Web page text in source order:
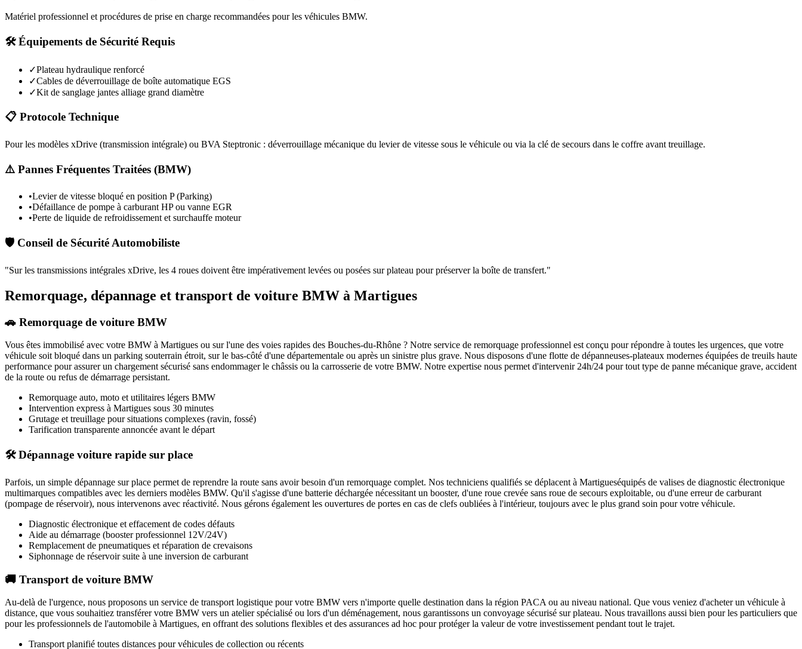
Matériel professionnel et procédures de prise en charge recommandées pour les véhicules BMW.
🛠️ Équipements de Sécurité Requis
✓Plateau hydraulique renforcé
✓Cables de déverrouillage de boîte automatique EGS
✓Kit de sanglage jantes alliage grand diamètre
📋 Protocole Technique
Pour les modèles xDrive (transmission intégrale) ou BVA Steptronic : déverrouillage mécanique du levier de vitesse sous le véhicule ou via la clé de secours dans le coffre avant treuillage.
⚠️ Pannes Fréquentes Traitées (BMW)
•Levier de vitesse bloqué en position P (Parking)
•Défaillance de pompe à carburant HP ou vanne EGR
•Perte de liquide de refroidissement et surchauffe moteur
🛡️ Conseil de Sécurité Automobiliste
"Sur les transmissions intégrales xDrive, les 4 roues doivent être impérativement levées ou posées sur plateau pour préserver la boîte de transfert."
Remorquage, dépannage et transport de voiture BMW à Martigues
🚗 Remorquage de voiture BMW
Vous êtes immobilisé avec votre BMW à Martigues ou sur l'une des voies rapides des Bouches-du-Rhône ? Notre service de remorquage professionnel est conçu pour répondre à toutes les urgences, que votre
véhicule soit bloqué dans un parking souterrain étroit, sur le bas-côté d'une départementale ou après un sinistre plus grave. Nous disposons d'une flotte de dépanneuses-plateaux modernes équipées de treuils haute
performance pour assurer un chargement sécurisé sans endommager le châssis ou la carrosserie de votre BMW. Notre expertise nous permet d'intervenir 24h/24 pour tout type de panne mécanique grave, accident
de la route ou refus de démarrage persistant.
Remorquage auto, moto et utilitaires légers BMW
Intervention express à Martigues sous 30 minutes
Grutage et treuillage pour situations complexes (ravin, fossé)
Tarification transparente annoncée avant le départ
🛠️ Dépannage voiture rapide sur place
Parfois, un simple dépannage sur place permet de reprendre la route sans avoir besoin d'un remorquage complet. Nos techniciens qualifiés se déplacent à Martigueséquipés de valises de diagnostic électronique
multimarques compatibles avec les derniers modèles BMW. Qu'il s'agisse d'une batterie déchargée nécessitant un booster, d'une roue crevée sans roue de secours exploitable, ou d'une erreur de carburant
(pompage de réservoir), nous intervenons avec réactivité. Nous gérons également les ouvertures de portes en cas de clefs oubliées à l'intérieur, toujours avec le plus grand soin pour votre véhicule.
Diagnostic électronique et effacement de codes défauts
Aide au démarrage (booster professionnel 12V/24V)
Remplacement de pneumatiques et réparation de crevaisons
Siphonnage de réservoir suite à une inversion de carburant
🚚 Transport de voiture BMW
Au-delà de l'urgence, nous proposons un service de transport logistique pour votre BMW vers n'importe quelle destination dans la région PACA ou au niveau national. Que vous veniez d'acheter un véhicule à
distance, que vous souhaitiez transférer votre BMW vers un atelier spécialisé ou lors d'un déménagement, nous garantissons un convoyage sécurisé sur plateau. Nous travaillons aussi bien pour les particuliers que
pour les professionnels de l'automobile à Martigues, en offrant des solutions flexibles et des assurances ad hoc pour protéger la valeur de votre investissement pendant tout le trajet.
Transport planifié toutes distances pour véhicules de collection ou récents